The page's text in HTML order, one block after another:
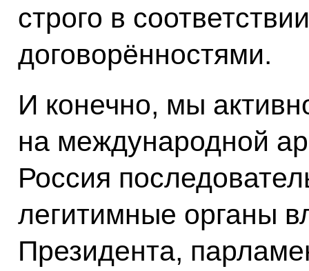
строго в
договорённостями.
И конечно, мы
на международной
Россия
легитимные органы
Президента,